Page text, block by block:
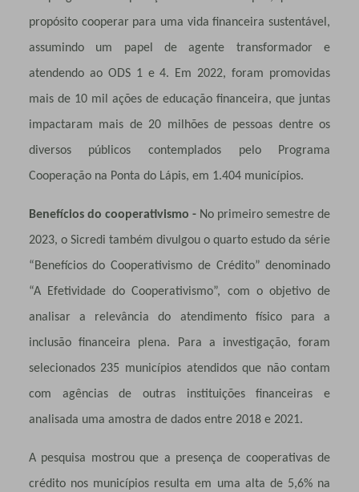
propósito cooperar para uma vida financeira sustentável,
assumindo um papel de agente transformador e
atendendo ao ODS 1 e 4. Em 2022, foram promovidas
mais de 10 mil ações de educação financeira, que juntas
impactaram mais de 20 milhões de pessoas dentre os
diversos públicos contemplados pelo Programa
Cooperação na Ponta do Lápis, em 1.404 municípios.
Benefícios do cooperativismo - No primeiro semestre de
2023, o Sicredi também divulgou o quarto estudo da série
“Benefícios do Cooperativismo de Crédito” denominado
“A Efetividade do Cooperativismo”, com o objetivo de
analisar a relevância do atendimento físico para a
inclusão financeira plena. Para a investigação, foram
selecionados 235 municípios atendidos que não contam
com agências de outras instituições financeiras e
analisada uma amostra de dados entre 2018 e 2021.
A pesquisa mostrou que a presença de cooperativas de
crédito nos municípios resulta em uma alta de 5,6% na